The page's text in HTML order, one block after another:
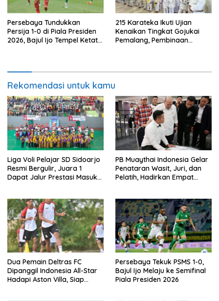
Persebaya Tundukkan
Persija 1-0 di Piala Presiden
2026, Bajul Ijo Tempel Ketat
215 Karateka Ikuti Ujian
Kenaikan Tingkat Gojukai
Pemalang, Pembinaan
Rekomendasi untuk kamu
Liga Voli Pelajar SD Sidoarjo
Resmi Bergulir, Juara 1
Dapat Jalur Prestasi Masuk
PB Muaythai Indonesia Gelar
Penataran Wasit, Juri, dan
Pelatih, Hadirkan Empat
Dua Pemain Deltras FC
Dipanggil Indonesia All-Star
Hadapi Aston Villa, Siap
Persebaya Tekuk PSMS 1-0,
Bajul Ijo Melaju ke Semifinal
Piala Presiden 2026